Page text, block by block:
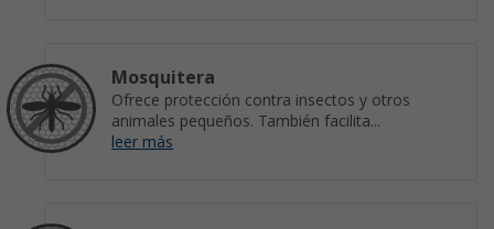
Mosquitera
Ofrece protección contra insectos y otros
animales pequeños. También facilita...
leer más